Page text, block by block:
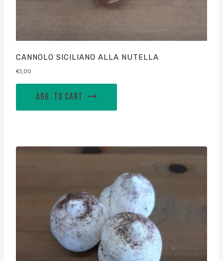
CANNOLO SICILIANO ALLA NUTELLA
€1,00
AGG. TO CART